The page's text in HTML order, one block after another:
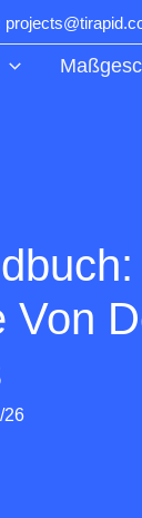
Von
26